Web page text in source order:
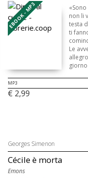
EBOOK - MP3
non li
testa
ti
Le
MP3
€ 2,99
Georges Simenon
Cécile è morta
Emons